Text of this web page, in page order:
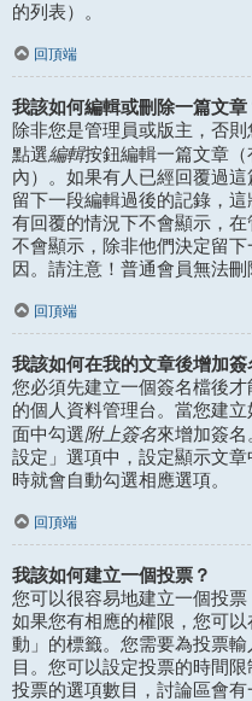
的列表）。
回頂端
我該如何編輯或刪除一篇文章
除非您是管理員或版主，否
點選編輯按鈕編輯一篇文章
內）。如果有人已經回覆過
留下一段編輯過後的記錄，
有回覆的情況下不會顯示，
不會顯示，除非他們決定留
因。請注意！普通會員無法刪
回頂端
我該如何在我的文章後增加簽
您必須先建立一個簽名檔後
的個人資料管理台。當您建
面中勾選附上簽名來增加簽
設定」選項中，設定顯示文
時就會自動勾選相應選項。
回頂端
我該如何建立一個投票？
您可以很容易地建立一個投
如果您有相應的權限，您可
動」的標籤。您需要為投票
目。您可以設定投票的時間
投票的選項數目，討論區會有